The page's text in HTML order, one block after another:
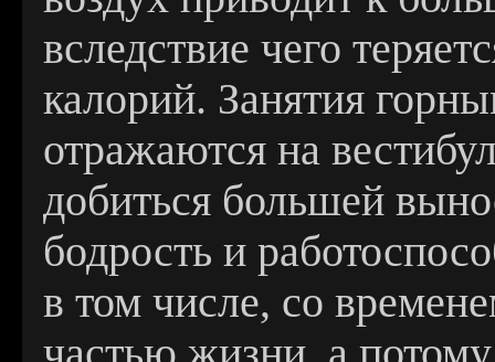
вследствие чего
калорий. Занятия
отражаются на
добиться большей
бодрость и
в том числе, со